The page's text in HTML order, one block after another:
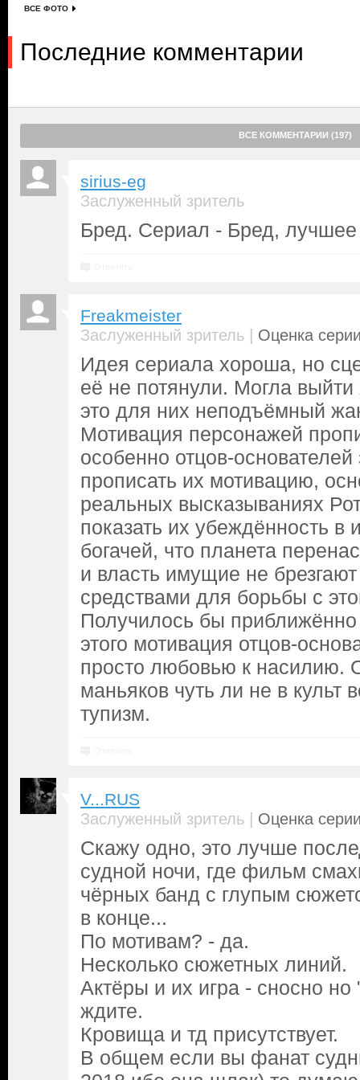
ВСЕ ФОТО
Последние комментарии
ВСЕ КОММЕНТАРИИ (197)
sirius-eg
Заслуженный зритель
Бред. Сериал - Бред, лучшее
Freakmeister
Заслуженный зритель | Оценка
Идея сериала хороша, но
её не потянули. Могла
это для них неподъёмный
Мотивация персонажей
особенно отцов-
прописать их мотивацию,
реальных высказываниях
показать их убеждённость в
богачей, что планета
и власть имущие не
средствами для борьбы с
Получилось бы
этого мотивация отцов-
просто любовью к насилию.
маньяков чуть ли не в культ
тупизм.
V...RUS
Заслуженный зритель | Оценка
Скажу одно, это лучше
судной ночи, где фильм
чёрных банд с глупым
в конце...
По мотивам? - да.
Несколько сюжетных линий.
Актёры и их игра - сносно
ждите.
Кровища и тд присутствует.
В общем если вы фанат